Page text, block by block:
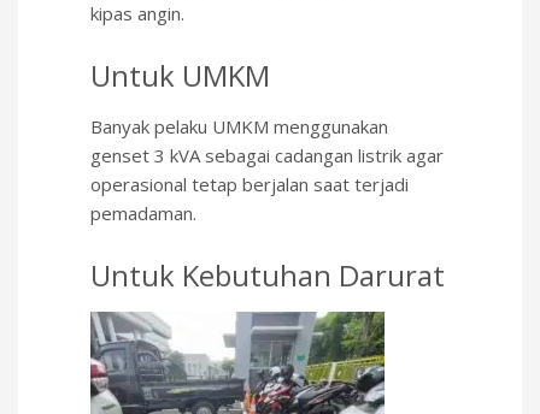
kipas angin.
Untuk UMKM
Banyak pelaku UMKM menggunakan
genset 3 kVA sebagai cadangan listrik agar
operasional tetap berjalan saat terjadi
pemadaman.
Untuk Kebutuhan Darurat